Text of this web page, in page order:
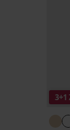
3+1